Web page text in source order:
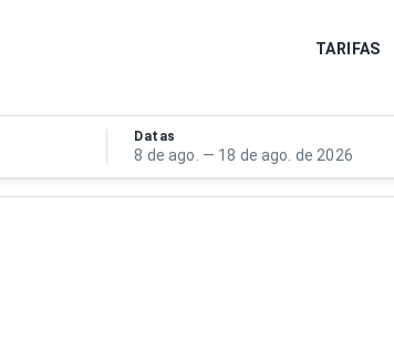
TARIFAS
Datas
8 de ago. — 18 de ago. de 2026